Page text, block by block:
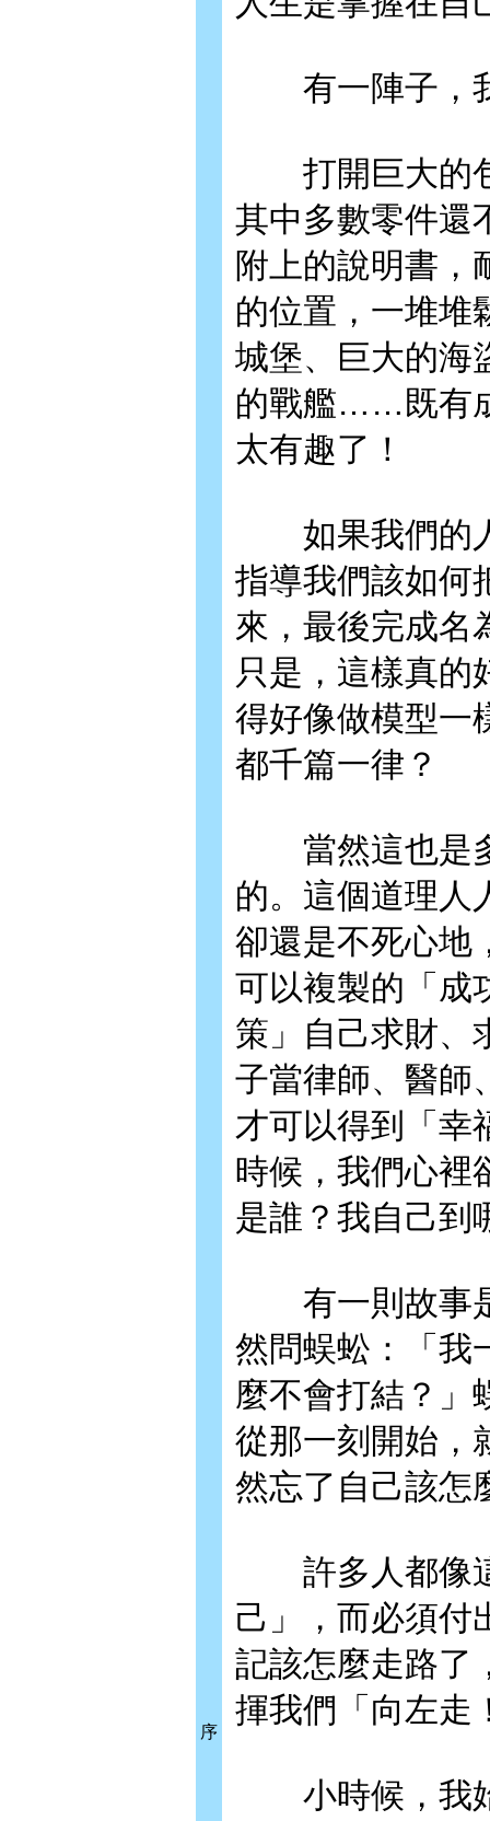
序
有一陣子，我
打開巨大的包
其中多數零件還
附上的說明書，
的位置，一堆堆
城堡、巨大的海
的戰艦……既有
太有趣了！
如果我們的人
指導我們該如何
來，最後完成名
只是，這樣真的
得好像做模型一
都千篇一律？
當然這也是多
的。這個道理人
卻還是不死心地
可以複製的「成
策」自己求財、
子當律師、醫
才可以得到「幸
時候，我們心裡
是誰？我自己到
有一則故事是
然問蜈蚣：「我
麼不會打結？」
從那一刻開始，
然忘了自己該怎
許多人都像這
己」，而必須付
記該怎麼走路了
揮我們「向左走
小時候，我始